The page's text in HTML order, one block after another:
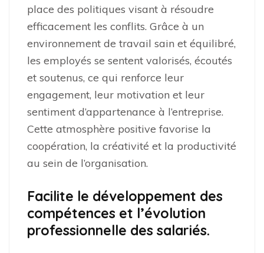
place des politiques visant à résoudre
efficacement les conflits. Grâce à un
environnement de travail sain et équilibré,
les employés se sentent valorisés, écoutés
et soutenus, ce qui renforce leur
engagement, leur motivation et leur
sentiment d’appartenance à l’entreprise.
Cette atmosphère positive favorise la
coopération, la créativité et la productivité
au sein de l’organisation.
Facilite le développement des
compétences et l’évolution
professionnelle des salariés.